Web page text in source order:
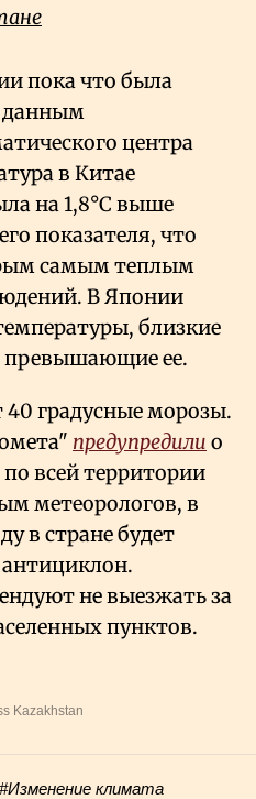
пока что была
данным
центра
в Китае
на 1,8°C выше
показателя, что
самым теплым
В Японии
близкие
превышающие ее.
градусные морозы.
предупредили о
всей территории
метеорологов, в
в стране будет
не выезжать за
пунктов.
Kazakhstan
#Изменение климата